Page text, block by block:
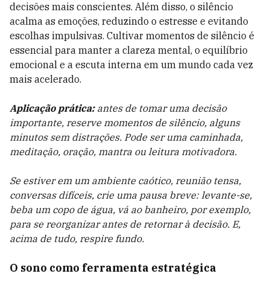
decisões mais conscientes. Além disso, o silêncio
acalma as emoções, reduzindo o estresse e evitando
escolhas impulsivas. Cultivar momentos de silêncio é
essencial para manter a clareza mental, o equilíbrio
emocional e a escuta interna em um mundo cada vez
mais acelerado.
Aplicação prática:antes de tomar uma decisão
importante, reserve momentos de silêncio, alguns
minutos sem distrações. Pode ser uma caminhada,
meditação, oração, mantra ou leitura motivadora.
Se estiver em um ambiente caótico, reunião tensa,
conversas difíceis, crie uma pausa breve: levante-se,
beba um copo de água, vá ao banheiro, por exemplo,
para se reorganizar antes de retornar à decisão. E,
acima de tudo, respire fundo.
O sono como ferramenta estratégica